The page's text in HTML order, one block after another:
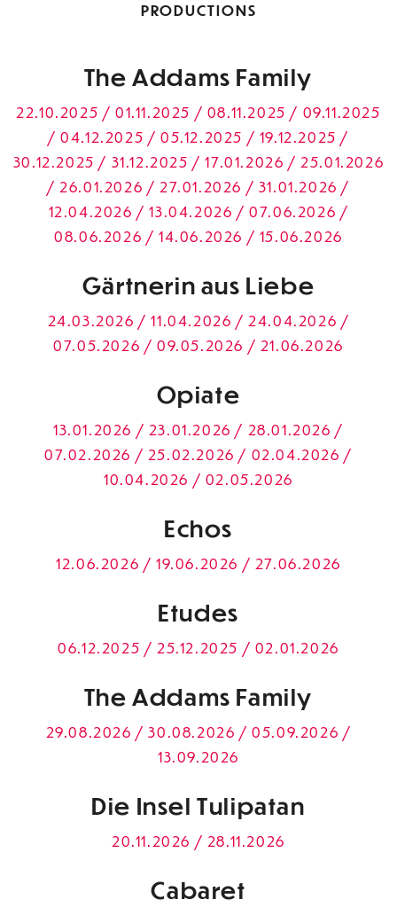
PRODUCTIONS
The Addams Family
22.10.2025 / 01.11.2025 / 08.11.2025 / 09.11.2025
/ 04.12.2025 / 05.12.2025 / 19.12.2025 /
30.12.2025 / 31.12.2025 / 17.01.2026 / 25.01.2026
/ 26.01.2026 / 27.01.2026 / 31.01.2026 /
12.04.2026 / 13.04.2026 / 07.06.2026 /
08.06.2026 / 14.06.2026 / 15.06.2026
Gärtnerin aus Liebe
24.03.2026 / 11.04.2026 / 24.04.2026 /
07.05.2026 / 09.05.2026 / 21.06.2026
Opiate
13.01.2026 / 23.01.2026 / 28.01.2026 /
07.02.2026 / 25.02.2026 / 02.04.2026 /
10.04.2026 / 02.05.2026
Echos
12.06.2026 / 19.06.2026 / 27.06.2026
Etudes
06.12.2025 / 25.12.2025 / 02.01.2026
The Addams Family
29.08.2026 / 30.08.2026 / 05.09.2026 /
13.09.2026
Die Insel Tulipatan
20.11.2026 / 28.11.2026
Cabaret